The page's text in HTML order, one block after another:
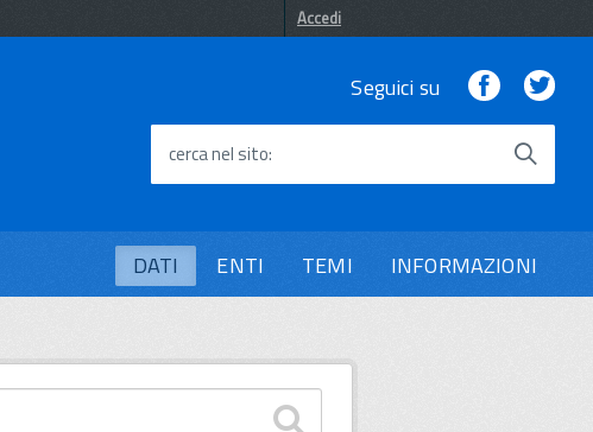
Accedi
Seguici su Facebook
cerca nel sito
DATI ENTI TEMI INFORMAZIONI